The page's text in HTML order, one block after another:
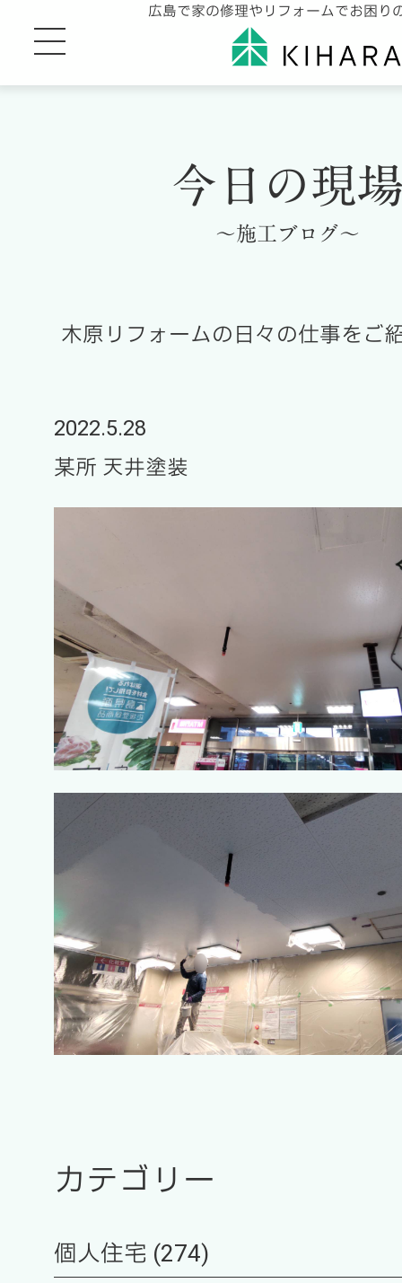
広島で家の修理やリフォームでお困り
今日の現
～施工ブログ～
木原リフォームの日々の仕事をご
2022.5.28
某所 天井塗装
カテゴリー
個人住宅 (274)